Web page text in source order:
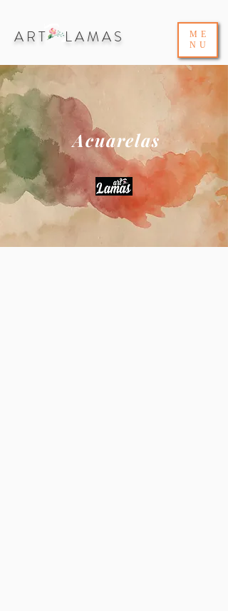
ART LAMAS
ME
NU
Acuarelas